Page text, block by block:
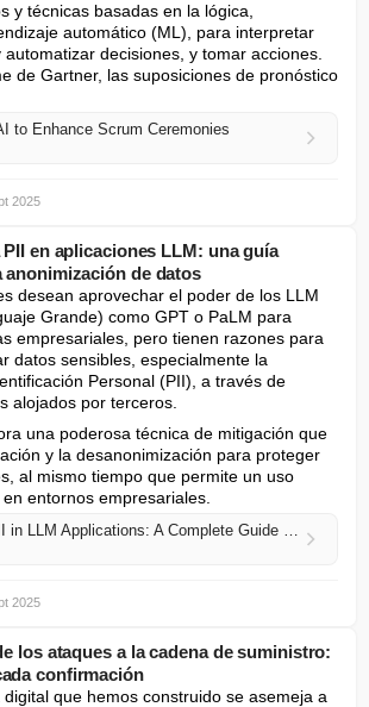
y técnicas basadas en la lógica,
automático (ML), para interpretar
decisiones, y tomar acciones.
de Gartner, las suposiciones de pronóstico
to Enhance Scrum Ceremonies
2025
en aplicaciones LLM: una guía
anonimización de datos
desean aprovechar el poder de los LLM
Grande) como GPT o PaLM para
empresariales, pero tienen razones para
datos sensibles, especialmente la
Personal (PII), a través de
alojados por terceros.
una poderosa técnica de mitigación que
y la desanonimización para proteger
al mismo tiempo que permite un uso
entornos empresariales.
Protecting PII in LLM Applications: A Complete Guide to Data Anonymization
2025
los ataques a la cadena de suministro:
confirmación
que hemos construido se asemeja a